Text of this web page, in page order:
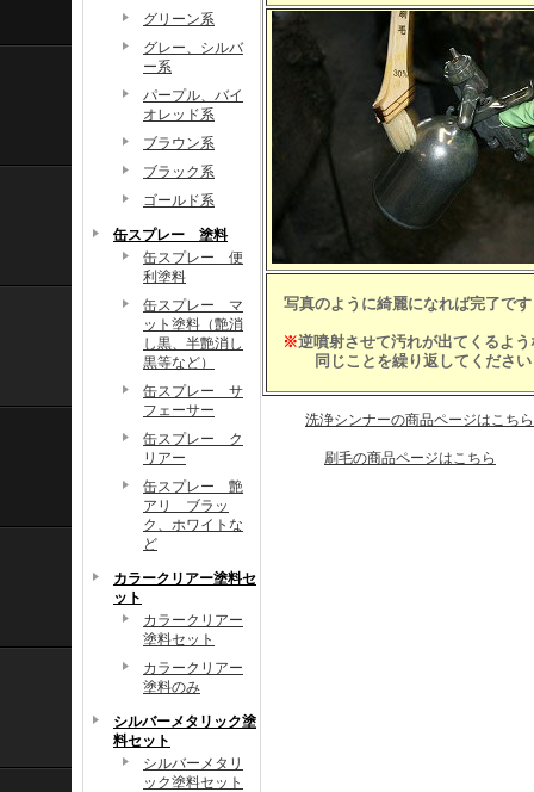
グリーン系
グレー、シルバ
ー系
パープル、バイ
オレッド系
ブラウン系
ブラック系
ゴールド系
缶スプレー 塗料
缶スプレー 便
利塗料
缶スプレー マ
ット塗料（艶消
し黒、半艶消し
黒等など）
缶スプレー サ
フェーサー
缶スプレー ク
リアー
缶スプレー 艶
アリ ブラッ
ク、ホワイトな
ど
カラークリアー塗料セ
ット
カラークリアー
塗料セット
カラークリアー
塗料のみ
シルバーメタリック塗
料セット
シルバーメタリ
ック塗料セット
写真のように綺麗になれば完了です
※逆噴射させて汚れが出てくるよ
同じことを繰り返してください
洗浄シンナーの商品ページはこちら
刷毛の商品ページはこちら